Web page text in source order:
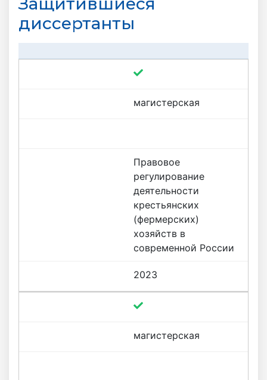
диссертанты
магистерская
Правовое
регулирование
деятельности
крестьянских
(фермерских)
хозяйств в
современной России
2023
магистерская